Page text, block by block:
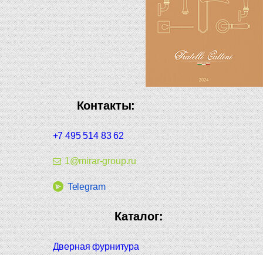
Контакты:
+7 495 514 83 62
1@mirar-group.ru
Telegram
Каталог:
Дверная фурнитура